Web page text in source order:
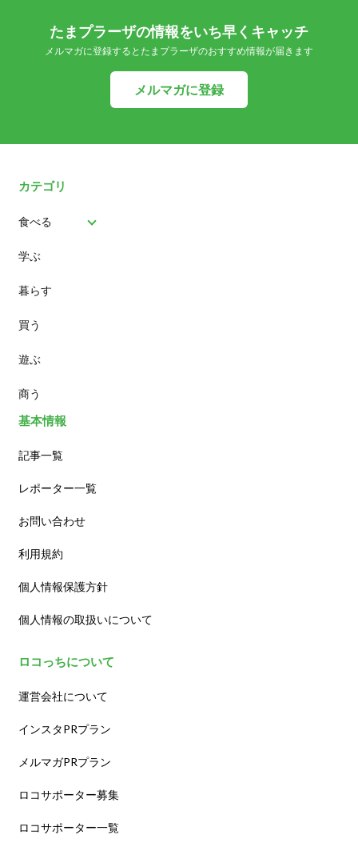
たまプラーザの情報をいち早くキャッチ
メルマガに登録するとたまプラーザのおすすめ情報が届きます
メルマガに登録
カテゴリ
食べる
パン
スイーツ
ランチ
カフェ
学ぶ
暮らす
買う
遊ぶ
商う
基本情報
記事一覧
レポーター一覧
お問い合わせ
利用規約
個人情報保護方針
個人情報の取扱いについて
ロコっちについて
運営会社について
インスタPRプラン
メルマガPRプラン
ロコサポーター募集
ロコサポーター一覧